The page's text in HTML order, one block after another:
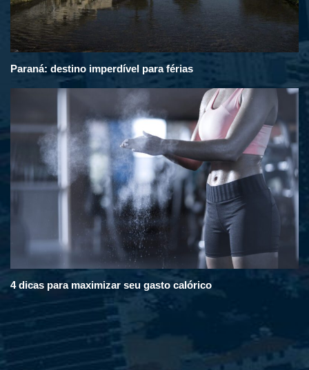
Paraná: destino imperdível para férias
4 dicas para maximizar seu gasto calórico